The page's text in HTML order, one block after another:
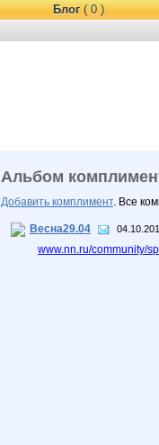
Блог( 0 )
Альбом
Добавить комплимент. Все
Весна29.04
www.nn.ru/community/